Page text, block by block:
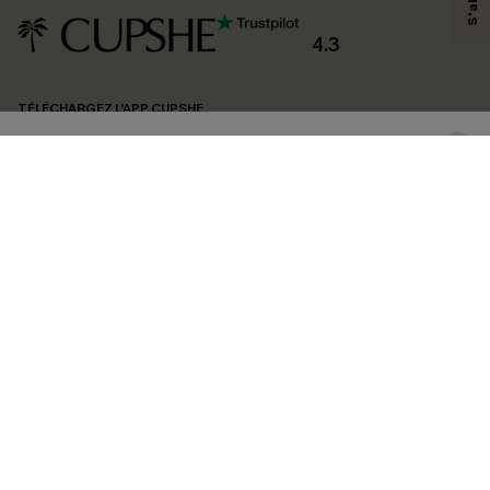
4.3
TÉLÉCHARGEZ L’APP CUPSHE
produits susceptibles de vous intéresser, conformément à notre
Politique de
confidentialité
. Vous pouvez vous désabonner à tout moment.